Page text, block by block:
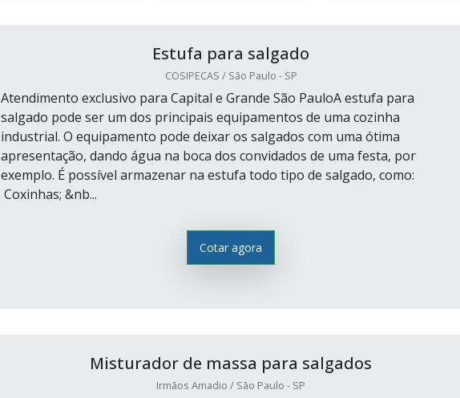
Estufa para salgado
COSIPECAS / São Paulo - SP
Atendimento exclusivo para Capital e Grande São PauloA estufa para
salgado pode ser um dos principais equipamentos de uma cozinha
industrial. O equipamento pode deixar os salgados com uma ótima
apresentação, dando água na boca dos convidados de uma festa, por
exemplo. É possível armazenar na estufa todo tipo de salgado, como:
Coxinhas; &nb...
Cotar agora
Misturador de massa para salgados
Irmãos Amadio / São Paulo - SP